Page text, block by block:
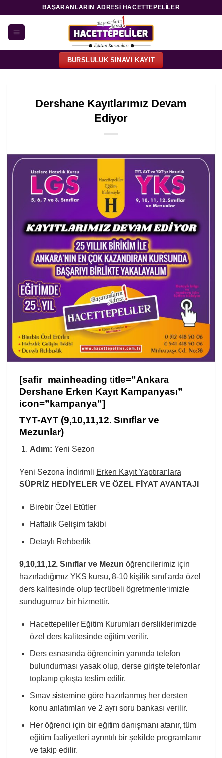
BAŞARANLARIN ADRESI HACETTEPELILER
BURSLULUK SINAVI KAYIT
Dershane Kayıtlarımız Devam
Ediyor
[safir_mainheading title=”Ankara
Dershane Erken Kayıt Kampanyası”
icon=”kampanya”]
TYT-AYT (9,10,11,12. Sınıflar ve
Mezunlar)
Adım: Yeni Sezon
Yeni Sezona İndirimli Erken Kayıt Yaptıranlara
SÜPRİZ HEDİYELER VE ÖZEL FİYAT AVANTAJI
Birebir Özel Etütler
Haftalık Gelişim takibi
Detaylı Rehberlik
9,10,11,12. Sınıflar ve Mezun öğrencilerimiz için
hazırladığımız YKS kursu, 8-10 kişilik sınıflarda özel
ders kalitesinde olup tecrübeli ögretmenlerimizle
sundugumuz bir hizmettir.
Hacettepeliler Eğitim Kurumları dersliklerimizde
özel ders kalitesinde eğitim verilir.
Ders esnasında öğrencinin yanında telefon
bulundurması yasak olup, derse girişte telefonlar
toplanıp çıkışta teslim edilir.
Sınav sistemine göre hazırlanmış her dersten
konu anlatımları ve 2 ayrı soru bankası verilir.
Her öğrenci için bir eğitim danışmanı atanır, tüm
eğitim faaliyetleri ayrıntılı bir şekilde programlanır
ve takip edilir.